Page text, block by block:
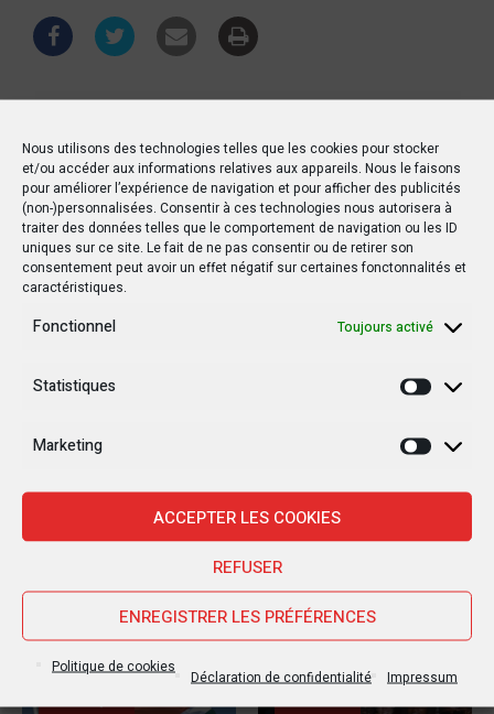
Nous utilisons des technologies telles que les cookies pour stocker
et/ou accéder aux informations relatives aux appareils. Nous le faisons
pour améliorer l’expérience de navigation et pour afficher des publicités
(non-)personnalisées. Consentir à ces technologies nous autorisera à
traiter des données telles que le comportement de navigation ou les ID
uniques sur ce site. Le fait de ne pas consentir ou de retirer son
consentement peut avoir un effet négatif sur certaines fonctonnalités et
caractéristiques.
Fonctionnel Toujours activé
Statistiques
Marketing
ACCEPTER LES COOKIES
REFUSER
ENREGISTRER LES PRÉFÉRENCES
Politique de cookies
Déclaration de confidentialité Impressum
Étiquettes : Etats-Unis FDLR
France
Grande Bretagne
M23 Sanctions de l'ONU
PRÉCÉDENT POSTE
Accord UE-Rwanda sur les minerais : Denis
Européenne
Autres postes
POLITIQUE CULTURE